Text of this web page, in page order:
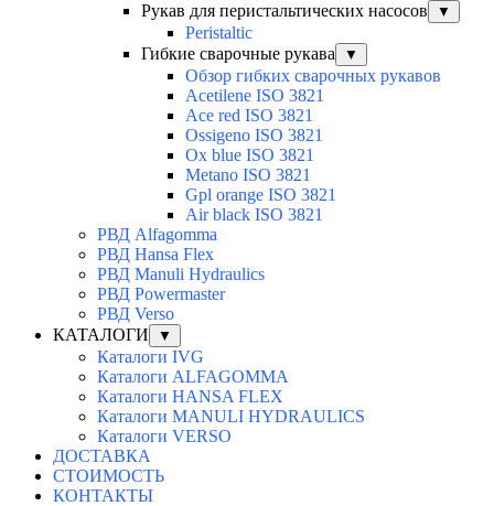
Рукав для перистальтических насосов
▼
Peristaltic
Гибкие сварочные рукава
▼
Обзор гибких сварочных рукавов
Acetilene ISO 3821
Ace red ISO 3821
Ossigeno ISO 3821
Ox blue ISO 3821
Metano ISO 3821
Gpl orange ISO 3821
Air black ISO 3821
РВД Alfagomma
РВД Hansa Flex
РВД Manuli Hydraulics
РВД Powermaster
РВД Verso
КАТАЛОГИ
▼
Каталоги IVG
Каталоги ALFAGOMMA
Каталоги HANSA FLEX
Каталоги MANULI HYDRAULICS
Каталоги VERSO
ДОСТАВКА
СТОИМОСТЬ
КОНТАКТЫ